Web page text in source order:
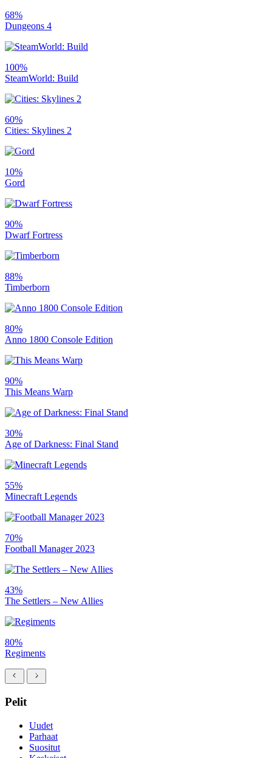
68%
Dungeons 4
100%
SteamWorld: Build
60%
Cities: Skylines 2
10%
Gord
90%
Dwarf Fortress
88%
Timberborn
80%
Anno 1800 Console Edition
90%
This Means Warp
30%
Age of Darkness: Final Stand
55%
Minecraft Legends
70%
Football Manager 2023
43%
The Settlers – New Allies
80%
Regiments
Pelit
Uudet
Parhaat
Suositut